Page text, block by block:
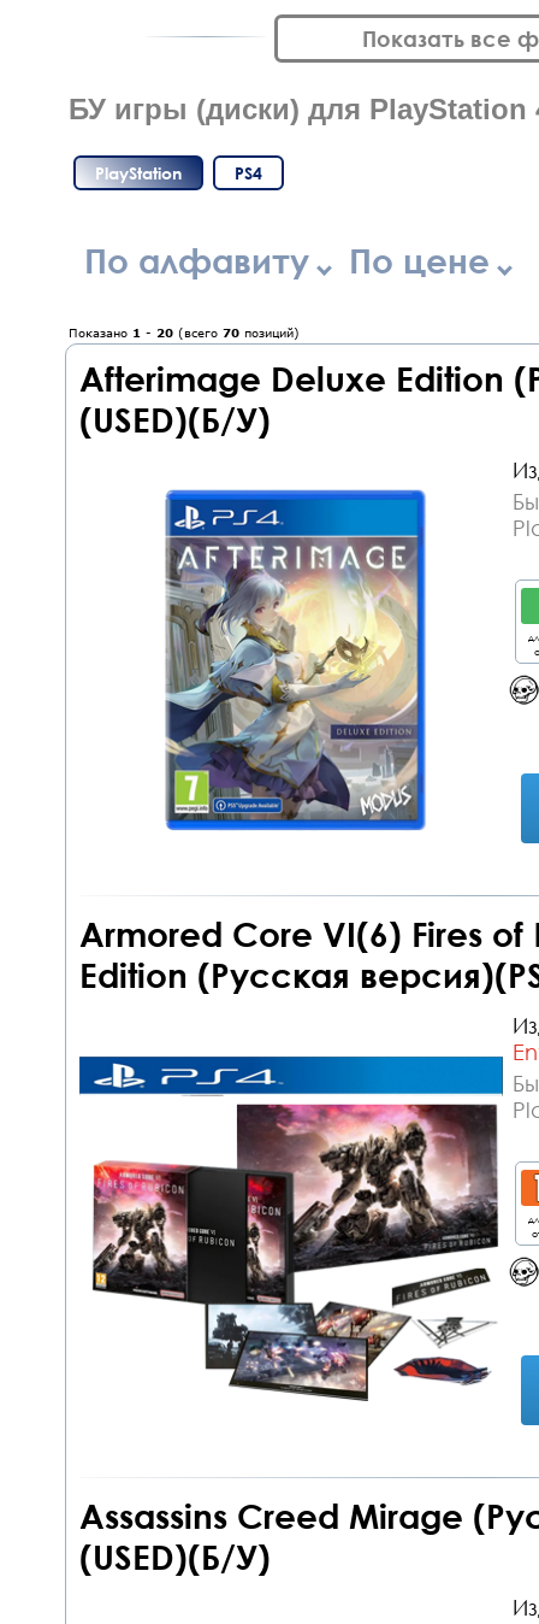
Показать все
БУ игры (диски) для PlayStation
PlayStation PS4
По алфавиту По цене
Показано 1 - 20 (всего 70 позиций)
Afterimage Deluxe Edition
(USED)(Б/У)
Armored Core VI(6) Fires of
Edition (Русская
Assassins Creed Mirage
(USED)(Б/У)